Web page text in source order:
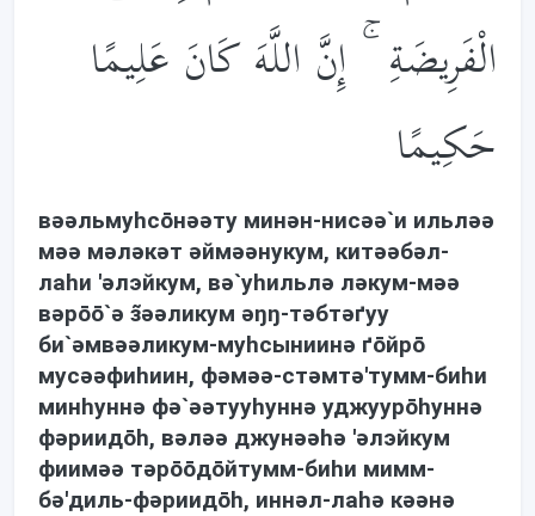
الْفَرِيضَةِ ۚ إِنَّ اللَّهَ كَانَ عَلِيمًا
حَكِيمًا
вəəльмуhсōнəəту минəн-нисəə`и ильлəə
мəə мəлəкəт əймəəнукум, китəəбəл-
лаhи 'əлэйкум, вə`уhильлə лəкум-мəə
вəрōō`ə з̃əəликум əŋŋ-тəбтəґуу
би`əмвəəликум-муhсыниинə ґōйрō
мусəəфиhиин, фəмəə-стəмтə'тумм-биhи
минhуннə фə`əəтууhуннə уджуурōhуннə
фəриидōh, вəлəə джунəəhə 'əлэйкум
фиимəə тəрōōдōйтумм-биhи мимм-
бə'диль-фəриидōh, иннəл-лаhə кəəнə